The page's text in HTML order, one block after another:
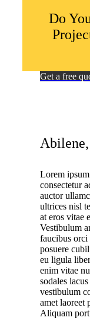
Do
Get a free
Lorem
consectetur
auctor
ultrices nisl
at eros vitae
Vestibulum
faucibus orci
posuere
eu ligula
enim vitae
sodales
vestibulum
amet laoreet
Aliquam